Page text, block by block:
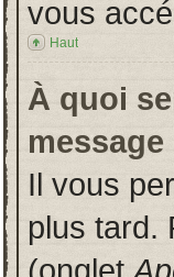
vous
Haut
À quoi
message
Il vous
plus tard.